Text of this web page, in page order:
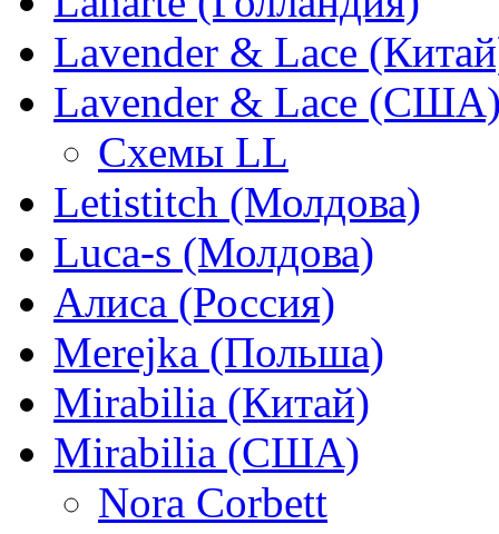
Lavender & Lace
Lavender & Lace
Схемы LL
Letistitch (Молдова)
Luca-s (Молдова)
Алиса (Россия)
Merejka (Польша)
Mirabilia (Китай)
Mirabilia (США)
Nora Corbett